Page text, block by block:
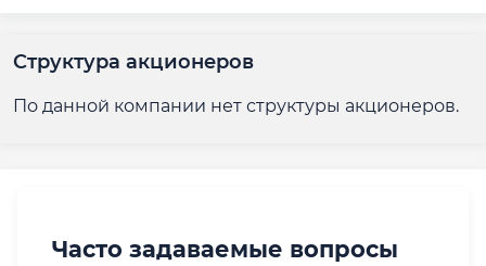
Структура акционеров
По данной компании нет структуры акционеров.
Часто задаваемые вопросы